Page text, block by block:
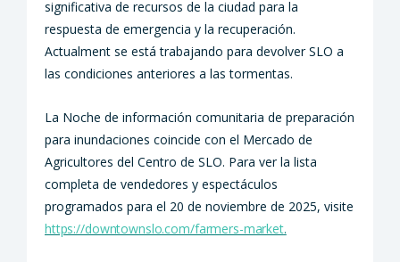
significativa de recursos de la ciudad para la
respuesta de emergencia y la recuperación.
Actualment se está trabajando para devolver SLO a
las condiciones anteriores a las tormentas.
La Noche de información comunitaria de preparación
para inundaciones coincide con el Mercado de
Agricultores del Centro de SLO. Para ver la lista
completa de vendedores y espectáculos
programados para el 20 de noviembre de 2025, visite
https://downtownslo.com/farmers-market.